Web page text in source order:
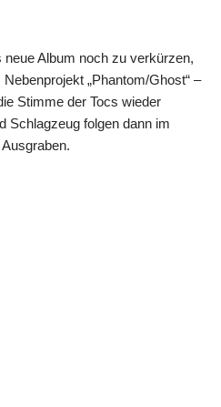
Album noch zu verkürzen,
„Phantom/Ghost“ –
Stimme der Tocs wieder
Schlagzeug folgen dann im